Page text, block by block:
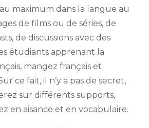
maximum dans la langue au
de films ou de séries, de
de discussions avec des
étudiants apprenant la
mangez français et
ce fait, il n’y a pas de secret,
sur différents supports,
en aisance et en vocabulaire.